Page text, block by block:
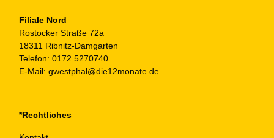
Filiale Nord
Rostocker Straße 72a
18311 Ribnitz-Damgarten
Telefon: 0172 5270740
E-Mail: gwestphal@die12monate.de
*Rechtliches